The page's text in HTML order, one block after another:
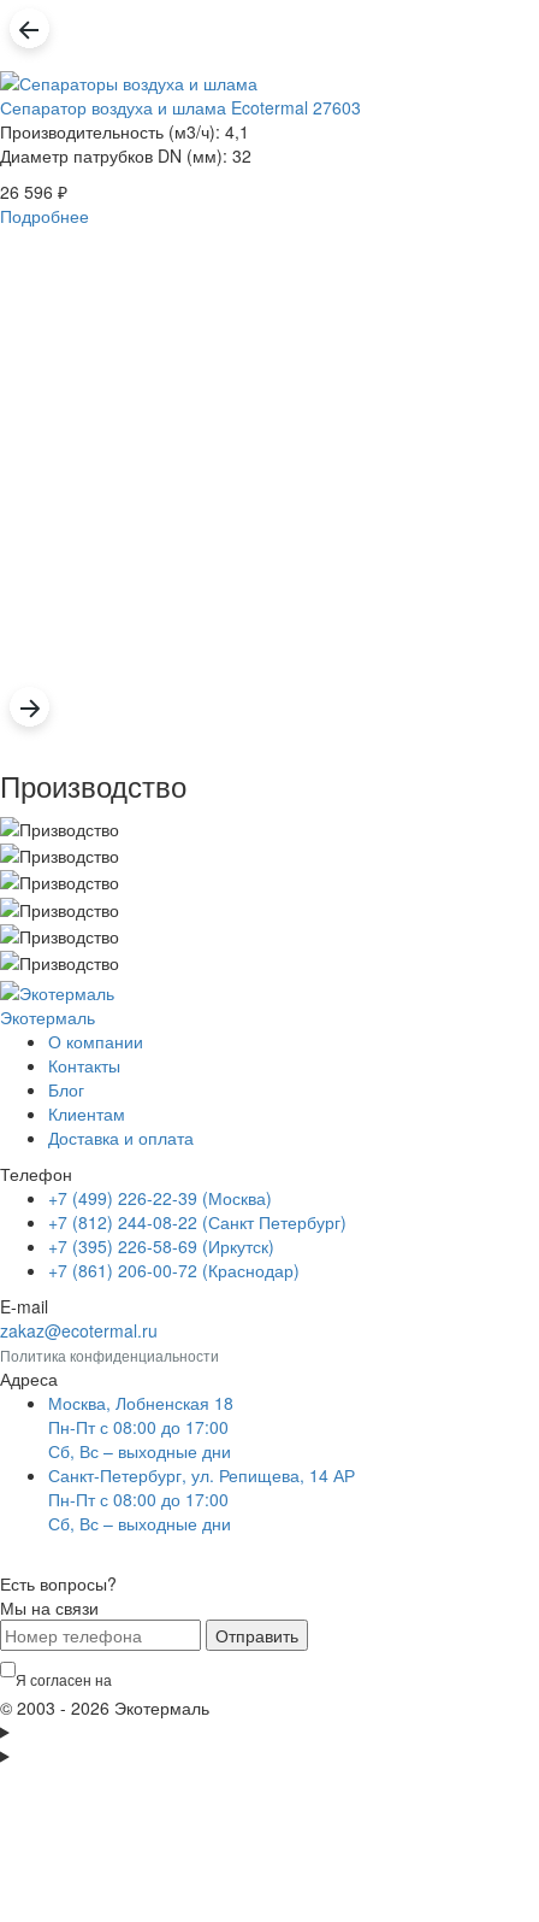
Сепаратор воздуха и шлама Ecotermal 27603
Производительность (м3/ч): 4,1
Диаметр патрубков DN (мм): 32
26 596 ₽
Подробнее
Производство
Экотермаль
О компании
Контакты
Блог
Клиентам
Доставка и оплата
Телефон
+7 (499) 226-22-39 (Москва)
+7 (812) 244-08-22 (Санкт Петербург)
+7 (395) 226-58-69 (Иркутск)
+7 (861) 206-00-72 (Краснодар)
E-mail
zakaz@ecotermal.ru
Политика конфиденциальности
Адреса
Москва, Лобненская 18
Пн-Пт с 08:00 до 17:00
Сб, Вс – выходные дни
Санкт-Петербург, ул. Репищева, 14 АР
Пн-Пт с 08:00 до 17:00
Сб, Вс – выходные дни
Есть вопросы?
Мы на связи
Отправить
Я согласен на
© 2003 - 2026 Экотермаль